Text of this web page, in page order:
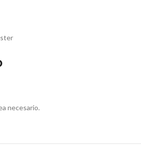
necesario.